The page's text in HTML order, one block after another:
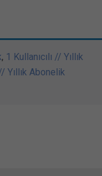
, 1 Kullanıcılı // Yıllık
Yıllık Abonelik